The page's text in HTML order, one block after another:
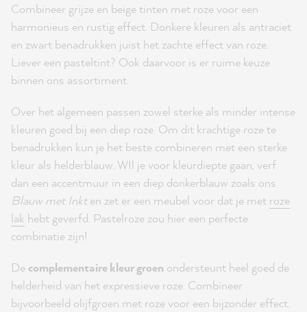
Combineer grijze en beige tinten met roze voor een
harmonieus en rustig effect. Donkere kleuren als antraciet
en zwart benadrukken juist het zachte effect van roze.
Liever een pasteltint? Ook daarvoor is er ruime keuze
binnen ons assortiment.
Over het algemeen passen zowel sterke als minder intense
kleuren goed bij een diep roze. Om dit krachtige roze te
benadrukken kun je het beste combineren met een sterke
kleur als helderblauw. WIl je voor kleurdiepte gaan, verf
dan een accentmuur in een diep donkerblauw zoals ons
Blauw met Inkten zet er een meubel voor dat je met roze
lak hebt geverfd. Pastelroze zou hier een perfecte
combinatie zijn!
De complementaire kleur groen ondersteunt heel goed de
helderheid van het expressieve roze. Combineer
bijvoorbeeld olijfgroen met roze voor een bijzonder effect.